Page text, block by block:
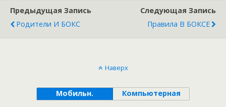
Предыдущая Запись
Родители И БОКС
Следующая Запись
Правила В БОКСЕ
Наверх
Мобильн. Компьютерная